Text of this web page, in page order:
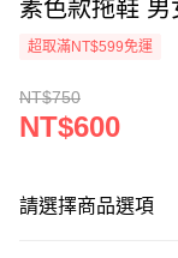
素色款拖鞋
超取滿NT$599免運
NT$750
NT$600
請選擇商品選項